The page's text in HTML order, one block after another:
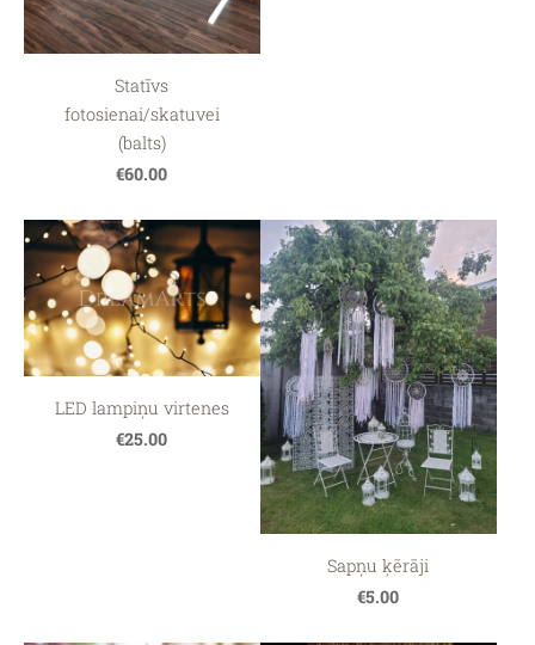
Statīvs
fotosienai/skatuvei
(balts)
€60.00
LED lampiņu virtenes
€25.00
Sapņu ķērāji
€5.00